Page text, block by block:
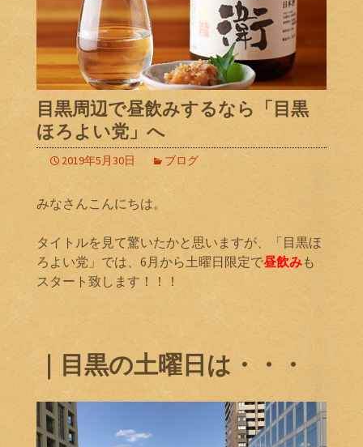
目黒周辺で昼飲みするなら「目黒
ほろよい党」へ
2019年5月30日 ブログ
みなさんこんにちは。
タイトルを見て驚いたかと思いますが、「目黒ほ
ろよい党」では、6月から土曜日限定で昼飲みも
スタート致します！！！
｜目黒の土曜日は・・・